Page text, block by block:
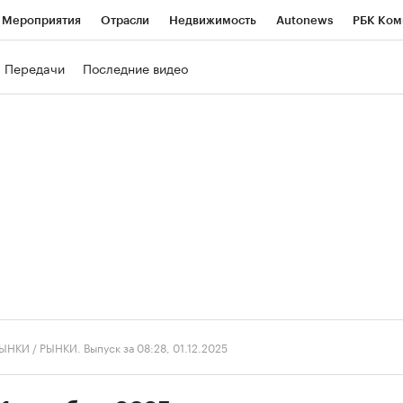
Мероприятия Отрасли Недвижимость Autonews РБК
Передачи Последние видео
/ РЫНКИ. Выпуск за 08:28, 01.12.2025